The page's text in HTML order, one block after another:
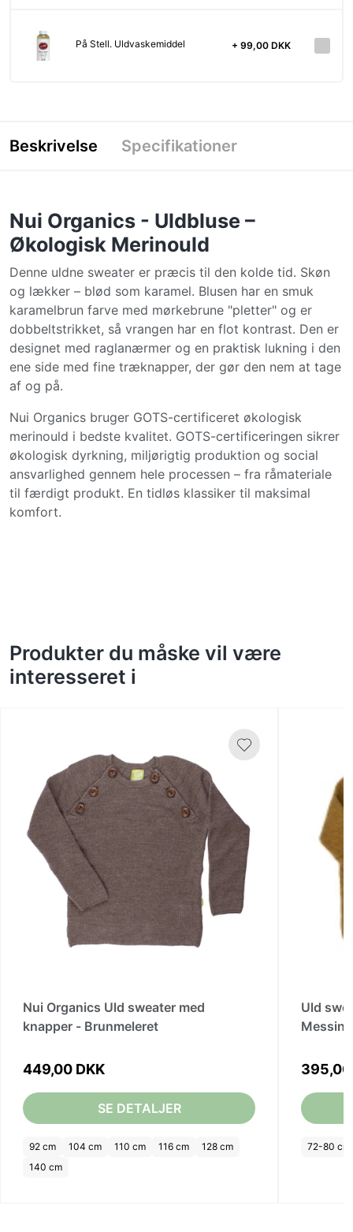
På Stell. Uldvaskemiddel + 99,00 DKK
Beskrivelse Specifikationer
Nui Organics - Uldbluse –
Økologisk Merinould
Denne uldne sweater er præcis til den kolde tid. Skøn
og lækker – blød som karamel. Blusen har en smuk
karamelbrun farve med mørkebrune "pletter" og er
dobbeltstrikket, så vrangen har en flot kontrast. Den er
designet med raglanærmer og en praktisk lukning i den
ene side med fine træknapper, der gør den nem at tage
af og på.
Nui Organics bruger GOTS-certificeret økologisk
merinould i bedste kvalitet. GOTS-certificeringen sikrer
økologisk dyrkning, miljørigtig produktion og social
ansvarlighed gennem hele processen – fra råmateriale
til færdigt produkt. En tidløs klassiker til maksimal
komfort.
Produkter du måske vil være
interesseret i
Nui Organics Uld sweater med
knapper - Brunmeleret
449,00 DKK
SE DETALJER
92 cm 104 cm 110 cm 116 cm
128 cm
140 cm
Uld
Messing
395,00
72-80 cm